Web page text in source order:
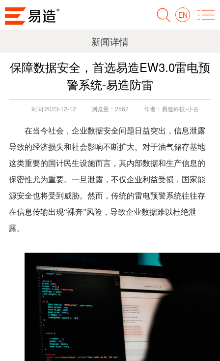
EN
新闻详情
保障数据安全，首选易造EW3.0雷电预
警系统-易造防雷
时间:2023-12-12 浏览量： 2562 作者： 易造科技-小古
在当今社会，企业数据安全问题日益突出，信息泄露
导致的经济损失和社会影响不断扩大。对于油气储存基地
这类重要的国计民生设施而言，其内部数据和生产信息的
保密性尤为重要。一旦泄露，不仅企业利益受损，国家能
源安全也将受到威胁。然而，传统的雷电预警系统往往存
在信息传输出现“裸奔”风险，导致企业数据难以杜绝泄
露。